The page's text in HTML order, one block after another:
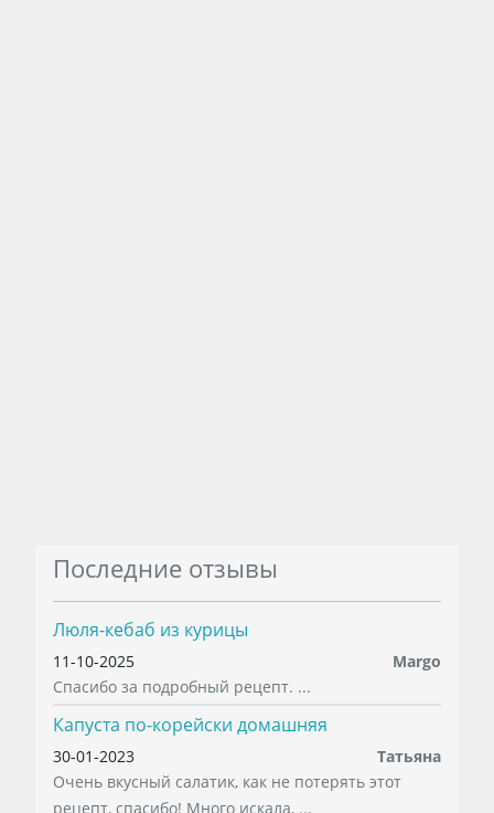
Последние отзывы
Люля-кебаб из курицы
11-10-2025
Margo
Спасибо за подробный рецепт. ...
Капуста по-корейски домашняя
30-01-2023
Татьяна
Очень вкусный салатик, как не потерять этот
рецепт, спасибо! Много искала, ...